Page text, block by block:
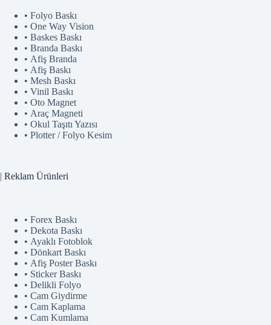
• Folyo Baskı
• One Way Vision
• Baskes Baskı
• Branda Baskı
• Afiş Branda
• Afiş Baskı
• Mesh Baskı
• Vinil Baskı
• Oto Magnet
• Araç Magneti
• Okul Taşıtı Yazısı
• Plotter / Folyo Kesim
| Reklam Ürünleri
• Forex Baskı
• Dekota Baskı
• Ayaklı Fotoblok
• Dönkart Baskı
• Afiş Poster Baskı
• Sticker Baskı
• Delikli Folyo
• Cam Giydirme
• Cam Kaplama
• Cam Kumlama